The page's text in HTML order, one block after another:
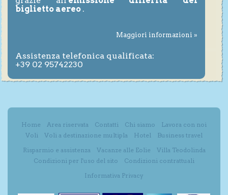
biglietto aereo .
Maggiori informazioni »
Assistenza telefonica qualificata:
+39 02 95742230
Home Area riservata Contatti Chi siamo
Lavora con noi
Voli
Voli a destinazione multipla Hotel
Business travel
Risparmio e assistenza
Vacanze alle Eolie
Villa Teodolinda
Condizioni per l'uso del sito
Condizioni contrattuali
Informativa Privacy